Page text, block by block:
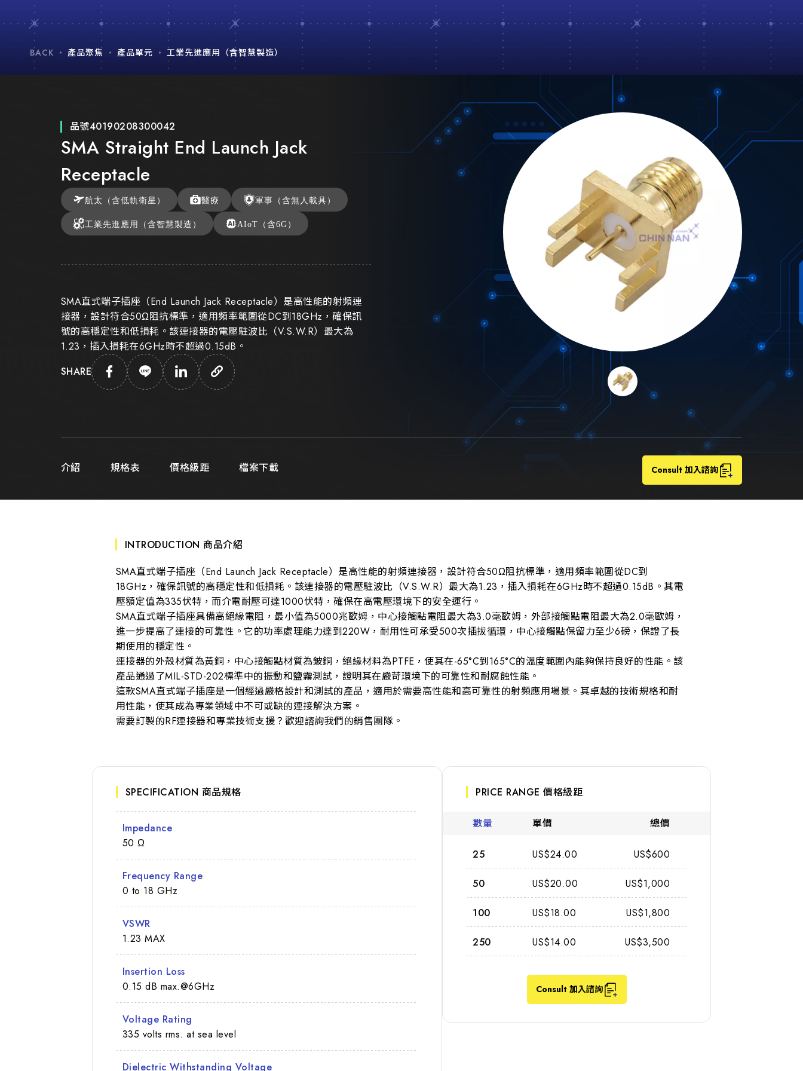
BACK 產品聚焦 產品單元 工業先進應用（含智慧製造）
品號40190208300042
SMA Straight End Launch Jack
Receptacle
航太（含低軌衛星） 醫療 軍事（含無人載具）
工業先進應用（含智慧製造） AIoT（含6G）
SMA直式端子插座（End Launch Jack Receptacle）是高性能的射頻連
接器，設計符合50Ω阻抗標準，適用頻率範圍從DC到18GHz，確保訊
號的高穩定性和低損耗。該連接器的電壓駐波比（V.S.W.R）最大為
1.23，插入損耗在6GHz時不超過0.15dB。
SHARE
介紹 規格表 價格級距 檔案下載 Consult 加入諮詢
INTRODUCTION 商品介紹
SMA直式端子插座（End Launch Jack Receptacle）是高性能的射頻連接器，設計符合50Ω阻抗標準，適用頻率範圍從DC到
18GHz，確保訊號的高穩定性和低損耗。該連接器的電壓駐波比（V.S.W.R）最大為1.23，插入損耗在6GHz時不超過0.15dB。其電
壓額定值為335伏特，而介電耐壓可達1000伏特，確保在高電壓環境下的安全運行。
SMA直式端子插座具備高絕緣電阻，最小值為5000兆歐姆，中心接觸點電阻最大為3.0毫歐姆，外部接觸點電阻最大為2.0毫歐姆，
進一步提高了連接的可靠性。它的功率處理能力達到220W，耐用性可承受500次插拔循環，中心接觸點保留力至少6磅，保證了長
期使用的穩定性。
連接器的外殼材質為黃銅，中心接觸點材質為鈹銅，絕緣材料為PTFE，使其在-65°C到165°C的溫度範圍內能夠保持良好的性能。該
產品通過了MIL-STD-202標準中的振動和鹽霧測試，證明其在嚴苛環境下的可靠性和耐腐蝕性能。
這款SMA直式端子插座是一個經過嚴格設計和測試的產品，適用於需要高性能和高可靠性的射頻應用場景。其卓越的技術規格和耐
用性能，使其成為專業領域中不可或缺的連接解決方案。
需要訂製的RF連接器和專業技術支援？歡迎諮詢我們的銷售團隊。
SPECIFICATION 商品規格
Impedance
50 Ω
Frequency Range
0 to 18 GHz
VSWR
1.23 MAX
Insertion Loss
0.15 dB max.@6GHz
Voltage Rating
335 volts rms. at sea level
Dielectric Withstanding Voltage
PRICE RANGE 價格級距
數量 單價 總價
25 US$24.00 US$600
50 US$20.00 US$1,000
100 US$18.00 US$1,800
250 US$14.00 US$3,500
Consult 加入諮詢